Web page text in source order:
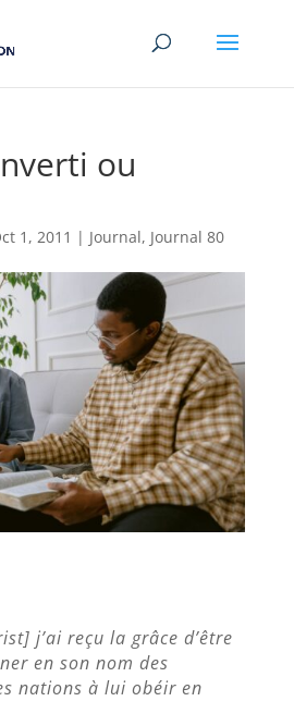
ou
1, 2011 | Journal, Journal 80
j’ai reçu la grâce d’être
en son nom des
nations à lui obéir en